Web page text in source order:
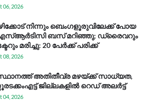
06, 2026
നിന്നും ബെംഗളൂരുവിലേക്ക് പോയ
ബസ് മറിഞ്ഞു; ഡ്രൈവറും
മരിച്ചു: 20 പേര്‍ക്ക് പരിക്ക്
08, 2026
അ​തി​തീ​വ്ര മ​ഴ​യ്ക്ക് സാ​ധ്യ​ത,
ജി​ല്ല​ക​ളി​ൽ റെ​ഡ് അ​ലർ​ട്ട്
04, 2026